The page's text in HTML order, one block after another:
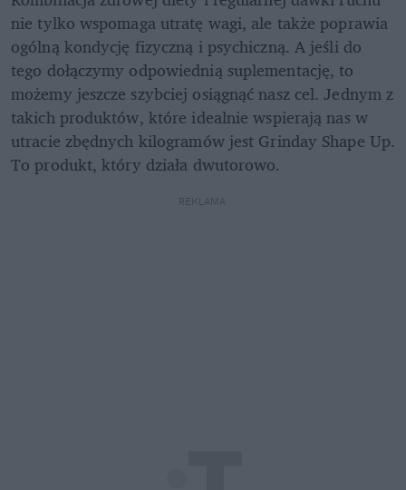
nie tylko wspomaga utratę wagi, ale także poprawia
ogólną kondycję fizyczną i psychiczną. A jeśli do
tego dołączymy odpowiednią suplementację, to
możemy jeszcze szybciej osiągnąć nasz cel. Jednym z
takich produktów, które idealnie wspierają nas w
utracie zbędnych kilogramów jest Grinday Shape Up.
To produkt, który działa dwutorowo.
REKLAMA